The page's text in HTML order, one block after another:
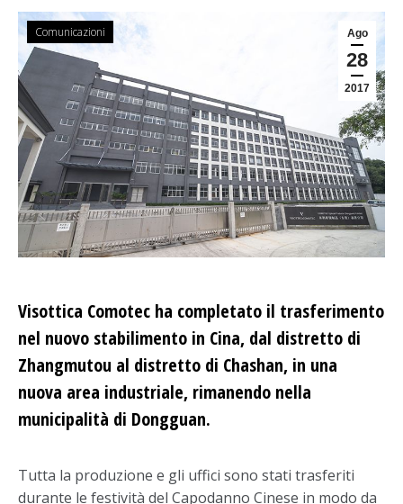
Ago
28
2017
Comunicazioni
Visottica Comotec ha completato il trasferimento
nel nuovo stabilimento in Cina, dal distretto di
Zhangmutou al distretto di Chashan, in una
nuova area industriale, rimanendo nella
municipalità di Dongguan.
Tutta la produzione e gli uffici sono stati trasferiti
durante le festività del Capodanno Cinese in modo da